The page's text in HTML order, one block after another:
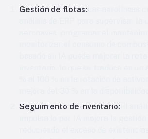
Gestión de flotas:
Seguimiento de inventario: